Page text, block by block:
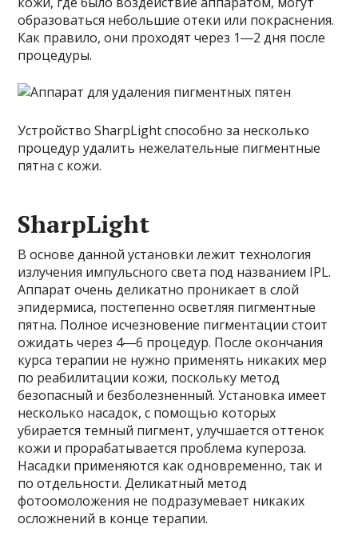
образоваться небольшие отеки или покраснения.
Как правило, они проходят через 1―2 дня после
процедуры.
Устройство SharpLight способно за несколько
процедур удалить нежелательные пигментные
пятна с кожи.
SharpLight
В основе данной установки лежит технология
излучения импульсного света под названием IPL.
Аппарат очень деликатно проникает в слой
эпидермиса, постепенно осветляя пигментные
пятна. Полное исчезновение пигментации стоит
ожидать через 4―6 процедур. После окончания
курса терапии не нужно применять никаких мер
по реабилитации кожи, поскольку метод
безопасный и безболезненный. Установка имеет
несколько насадок, с помощью которых
убирается темный пигмент, улучшается оттенок
кожи и прорабатывается проблема купероза.
Насадки применяются как одновременно, так и
по отдельности. Деликатный метод
фотоомоложения не подразумевает никаких
осложнений в конце терапии.